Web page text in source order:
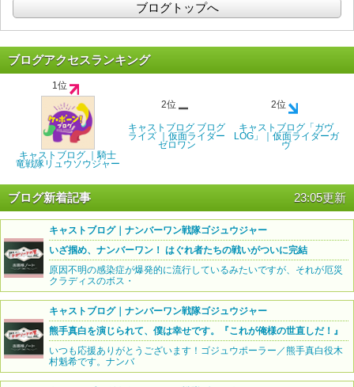
ブログトップへ
ブログアクセスランキング
1位
キャストブログ ｜騎士
竜戦隊リュウソウジャー
2位
キャストブログ ブログ
ライズ ｜仮面ライダー
ゼロワン
2位
キャストブログ「ガヴ
LOG」｜仮面ライダーガ
ヴ
ブログ新着記事 23:05更新
キャストブログ｜ナンバーワン戦隊ゴジュウジャー
いざ掴め、ナンバーワン！ はぐれ者たちの戦いがついに完結
原因不明の感染症が爆発的に流行しているみたいですが、それが厄災
クラディスのボス・
キャストブログ｜ナンバーワン戦隊ゴジュウジャー
熊手真白を演じられて、僕は幸せです。『これが俺様の世直しだ！』
いつも応援ありがとうございます！ゴジュウポーラー／熊手真白役木
村魁希です。ナンバ